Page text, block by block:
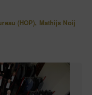
(HOP), Mathijs Noij